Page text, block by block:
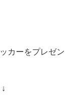
カーをプレゼン